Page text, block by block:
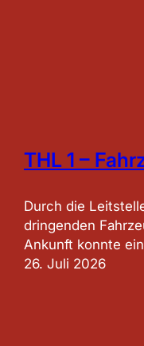
THL 1 –
Durch die
dringenden
Ankunft konnte
26. Juli 2026